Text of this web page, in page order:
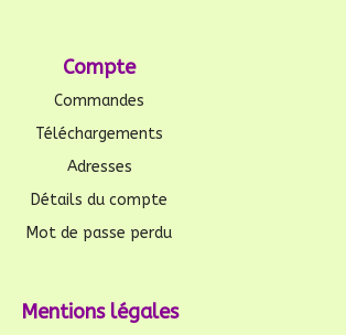
Compte
Commandes
Téléchargements
Adresses
Détails du compte
Mot de passe perdu
Mentions légales